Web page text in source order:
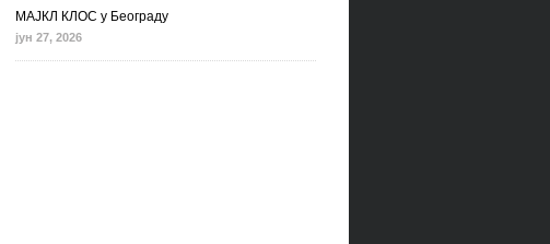
МАЈКЛ КЛОС у Београду
јун 27, 2026